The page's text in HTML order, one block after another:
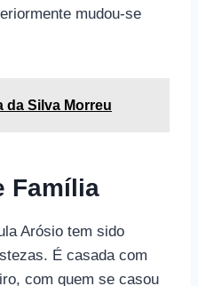
mudou-se
da Silva Morreu
Família
Arósio tem sido
É casada com
com quem se casou